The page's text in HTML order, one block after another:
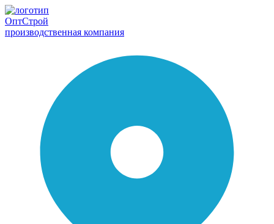
ОптСтрой
производственная компания